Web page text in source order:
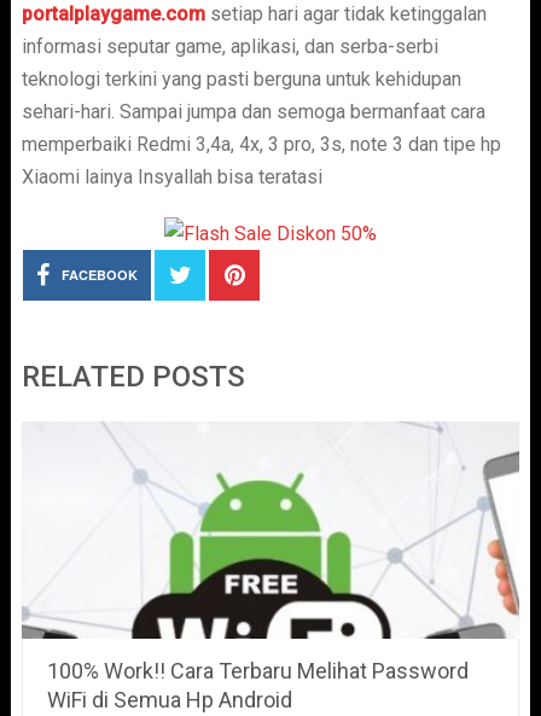
portalplaygame.comsetiap hari agar tidak ketinggalan
informasi seputar game, aplikasi, dan serba-serbi
teknologi terkini yang pasti berguna untuk kehidupan
sehari-hari. Sampai jumpa dan semoga bermanfaat cara
memperbaiki Redmi 3,4a, 4x, 3 pro, 3s, note 3 dan tipe hp
Xiaomi lainya Insyallah bisa teratasi
FACEBOOK
RELATED POSTS
100% Work!! Cara Terbaru Melihat Password
WiFi di Semua Hp Android